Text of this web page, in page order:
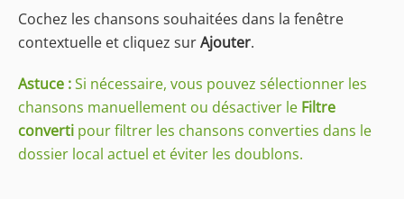
Cochez les chansons souhaitées dans la fenêtre
contextuelle et cliquez surAjouter.
Astuce :Si nécessaire, vous pouvez sélectionner les
chansons manuellement ou désactiver le Filtre
converti pour filtrer les chansons converties dans le
dossier local actuel et éviter les doublons.